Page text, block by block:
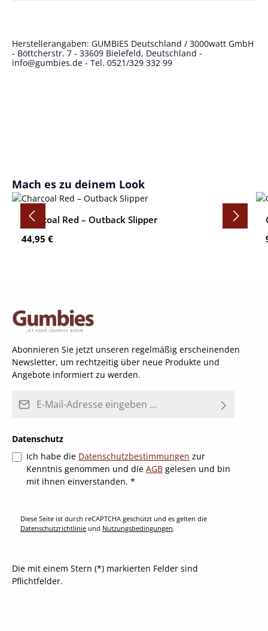
Herstellerangaben: GUMBIES Deutschland / 3000watt GmbH
- Böttcherstr. 7 - 33609 Bielefeld, Deutschland -
info@gumbies.de - Tel. 0521/329 332 99
Produktgalerie überspringen
Mach es zu deinem Look
Charcoal Red – Outback Slipper
Regulärer Preis:
44,95 €
Abonnieren Sie jetzt unseren regelmäßig erscheinenden
Newsletter, um rechtzeitig über neue Produkte und
Angebote informiert zu werden.
Datenschutz
Ich habe die Datenschutzbestimmungen zur
Kenntnis genommen und die AGB gelesen und bin
mit ihnen einverstanden. *
Diese Seite ist durch reCAPTCHA geschützt und es gelten die
Datenschutzrichtlinie und Nutzungsbedingungen.
Die mit einem Stern (*) markierten Felder sind
Pflichtfelder.